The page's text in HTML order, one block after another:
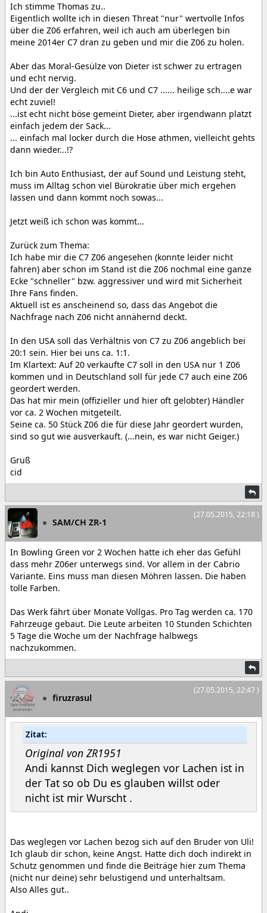
Ich stimme Thomas zu..
Eigentlich wollte ich in diesen Threat "nur" wertvolle Infos
über die Z06 erfahren, weil ich auch am überlegen bin
meine 2014er C7 dran zu geben und mir die Z06 zu holen.
Aber das Moral-Gesülze von Dieter ist schwer zu ertragen
und echt nervig.
Und der der Vergleich mit C6 und C7 ...... heilige sch....e war
echt zuviel!
...ist echt nicht böse gemeint Dieter, aber irgendwann platzt
einfach jedem der Sack...
... einfach mal locker durch die Hose athmen, vielleicht gehts
dann wieder...!?
Ich bin Auto Enthusiast, der auf Sound und Leistung steht,
muss im Alltag schon viel Bürokratie über mich ergehen
lassen und dann kommt noch sowas...
Jetzt weiß ich schon was kommt...
Zurück zum Thema:
Ich habe mir die C7 Z06 angesehen (konnte leider nicht
fahren) aber schon im Stand ist die Z06 nochmal eine ganze
Ecke "schneller" bzw. aggressiver und wird mit Sicherheit
Ihre Fans finden.
Aktuell ist es anscheinend so, dass das Angebot die
Nachfrage nach Z06 nicht annähernd deckt.
In den USA soll das Verhältnis von C7 zu Z06 angeblich bei
20:1 sein. Hier bei uns ca. 1:1.
Im Klartext: Auf 20 verkaufte C7 soll in den USA nur 1 Z06
kommen und in Deutschland soll für jede C7 auch eine Z06
geordert werden.
Das hat mir mein (offizieller und hier oft gelobter) Händler
vor ca. 2 Wochen mitgeteilt.
Seine ca. 50 Stück Z06 die für diese Jahr geordert wurden,
sind so gut wie ausverkauft. (...nein, es war nicht Geiger.)
Gruß
cid
(27.05.2015, 22:18 )
SAM/CH ZR-1
In Bowling Green vor 2 Wochen hatte ich eher das Gefühl
dass mehr Z06er unterwegs sind. Vor allem in der Cabrio
Variante. Eins muss man diesen Möhren lassen. Die haben
tolle Farben.
Das Werk fährt über Monate Vollgas. Pro Tag werden ca. 170
Fahrzeuge gebaut. Die Leute arbeiten 10 Stunden Schichten
5 Tage die Woche um der Nachfrage halbwegs
nachzukommen.
(27.05.2015, 22:47 )
firuzrasul
Zitat:
Original von ZR1951
Andi kannst Dich weglegen vor Lachen ist in
der Tat so ob Du es glauben willst oder
nicht ist mir Wurscht .
Das weglegen vor Lachen bezog sich auf den Bruder von Uli!
Ich glaub dir schon, keine Angst. Hatte dich doch indirekt in
Schutz genommen und finde die Beiträge hier zum Thema
(nicht nur deine) sehr belustigend und unterhaltsam.
Also Alles gut..